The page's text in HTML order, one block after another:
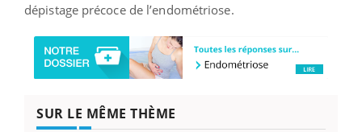
dépistage précoce de l’endométriose.
SUR LE MÊME THÈME